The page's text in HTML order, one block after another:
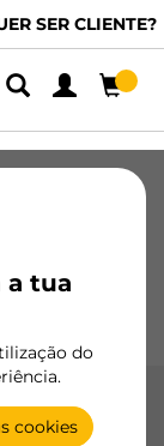
CLIENTE?
a tua
do
cookies